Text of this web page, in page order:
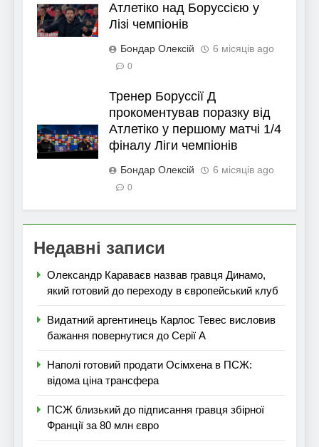
Атлетіко над Боруссією у
Лізі чемпіонів
Бондар Олексій 6 місяців ago
0
Тренер Боруссії Д
прокоментував поразку від
Атлетіко у першому матчі 1/4
фіналу Ліги чемпіонів
Бондар Олексій 6 місяців ago
0
Недавні записи
Олександр Караваєв назвав гравця Динамо,
який готовий до переходу в європейський клуб
Видатний аргентинець Карлос Тевес висловив
бажання повернутися до Серії А
Наполі готовий продати Осімхена в ПСЖ:
відома ціна трансфера
ПСЖ близький до підписання гравця збірної
Франції за 80 млн євро